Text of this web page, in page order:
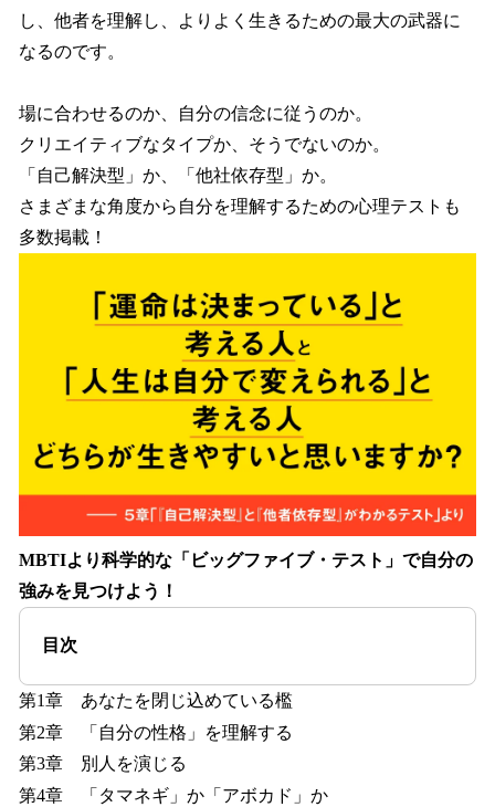
し、他者を理解し、よりよく生きるための最大の武器に
なるのです。
場に合わせるのか、自分の信念に従うのか。
クリエイティブなタイプか、そうでないのか。
「自己解決型」か、「他社依存型」か。
さまざまな角度から自分を理解するための心理テストも
多数掲載！
MBTIより科学的な「ビッグファイブ・テスト」で自分の
強みを見つけよう！
目次
第1章 あなたを閉じ込めている檻
第2章 「自分の性格」を理解する
第3章 別人を演じる
第4章 「タマネギ」か「アボカド」か